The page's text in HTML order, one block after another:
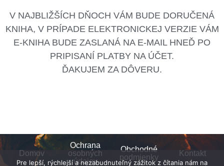
V NAJBLIŽŠÍCH DŇOCH VÁM BUDE DORUČENÁ
KNIHA, V PRÍPADE ELEKTRONICKEJ VERZIE VÁM
E-KNIHA BUDE ZASLANÁ NA E-MAIL HNEĎ PO
PRIPISANÍ PLATBY NA ÚČET.
ĎAKUJEM ZA DÔVERU.
Domov
Ochrana
osobných
údajov
Obchodné
podmienky
Kontakt
Pre lepší, rýchlejší a nezabudnuteľný zážitok z čítania nám na